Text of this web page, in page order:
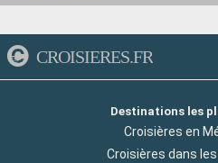
CROISIERES.FR
Destinations les
Croisières en
Croisières dans